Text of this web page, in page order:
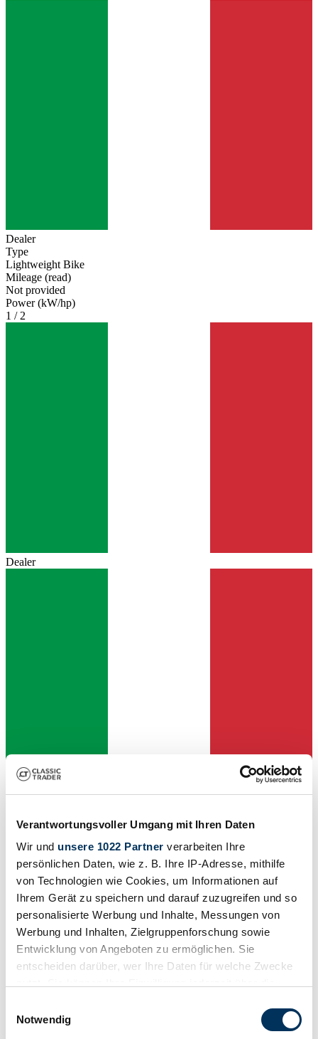
Verantwortungsvoller Umgang mit Ihren Daten
Wir und unsere 1022 Partner verarbeiten Ihre
persönlichen Daten, wie z. B. Ihre IP-Adresse, mithilfe
von Technologien wie Cookies, um Informationen auf
Ihrem Gerät zu speichern und darauf zuzugreifen und so
personalisierte Werbung und Inhalte, Messungen von
Werbung und Inhalten, Zielgruppenforschung sowie
Entwicklung von Angeboten zu ermöglichen. Sie
entscheiden darüber, wer Ihre Daten für welche Zwecke
Trigger Symbol ändern oder widerrufen
Notwendig
Dealer
Type
Lightweight Bike
Mileage (read)
Not provided
Power (kW/hp)
1 / 2
Dealer
Expired listing